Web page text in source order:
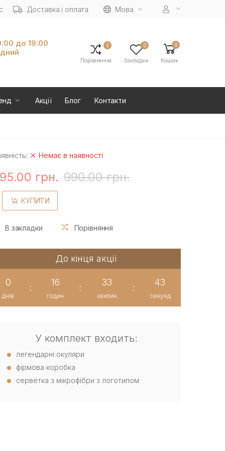
Доставка і оплата Мова
до 19:00
0
Порівняння
0
Закладки
0
Кошик
Акції Блог Контакти
Немає в наявності
грн. 990.00 грн.
КУПИТИ
В закладки Порівняння
До кінця акції
0
днів
:
16
годин
:
33
хвилин
:
42
секунд
У комплект входить:
легендарні окуляри
фірмова коробка
серветка з мікрофібри з логотипом